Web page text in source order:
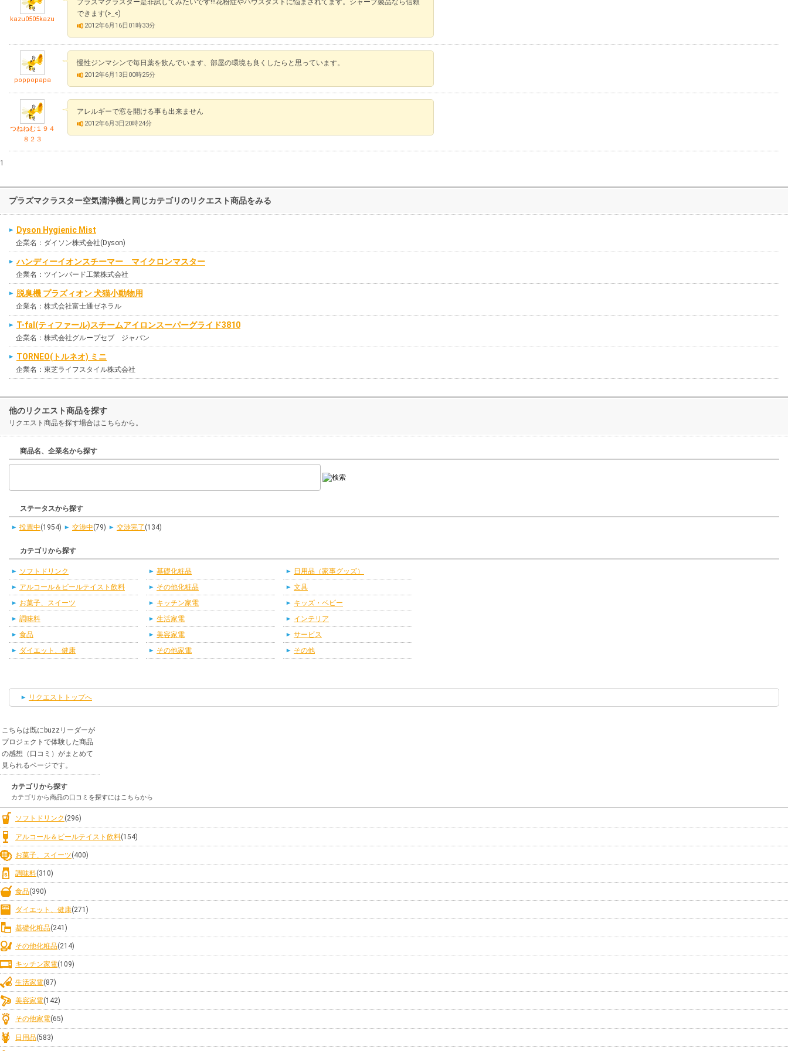
kazu0505kazu
プラズマクラスター是非試してみたいです!!!花粉症やハウスダストに悩まされてます。シャープ製品なら信頼
できます(>_<)
2012年6月16日01時33分
poppopapa
慢性ジンマシンで毎日薬を飲んでいます、部屋の環境も良くしたらと思っています。
2012年6月13日00時25分
つねねむ１９４
８２３
アレルギーで窓を開ける事も出来ません
2012年6月3日20時24分
1
プラズマクラスター空気清浄機と同じカテゴリのリクエスト商品をみる
Dyson Hygienic Mist
企業名：ダイソン株式会社(Dyson)
ハンディーイオンスチーマー マイクロンマスター
企業名：ツインバード工業株式会社
脱臭機 プラズィオン 犬猫小動物用
企業名：株式会社富士通ゼネラル
T-fal(ティファール)スチームアイロンスーパーグライド3810
企業名：株式会社グループセブ ジャパン
TORNEO(トルネオ) ミニ
企業名：東芝ライフスタイル株式会社
他のリクエスト商品を探す
リクエスト商品を探す場合はこちらから。
商品名、企業名から探す
ステータスから探す
投票中(1954) 交渉中(79) 交渉完了 (134)
カテゴリから探す
ソフトドリンク
アルコール＆ビールテイスト飲料
お菓子、スイーツ
調味料
食品
ダイエット、健康
基礎化粧品
その他化粧品
キッチン家電
生活家電
美容家電
その他家電
日用品（家事グッズ）
文具
キッズ・ベビー
インテリア
サービス
その他
リクエストトップへ
こちらは既にbuzzリーダーが
プロジェクトで体験した商品
の感想（口コミ）がまとめて
見られるページです。
カテゴリから探す
カテゴリから商品の口コミを探すにはこちらから
ソフトドリンク (296)
アルコール＆ビールテイスト飲料(154)
お菓子、スイーツ(400)
調味料(310)
食品(390)
ダイエット、健康(271)
基礎化粧品(241)
その他化粧品(214)
キッチン家電(109)
生活家電(87)
美容家電(142)
その他家電(65)
日用品(583)